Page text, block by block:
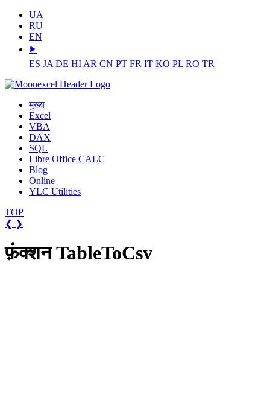
UA
RU
EN
⯈
ES JA DE HI AR CN PT FR IT KO PL RO TR
मुख्य
Excel
VBA
DAX
SQL
Libre Office CALC
Blog
Online
YLC Utilities
TOP
❮ ❯
फ़ंक्शन TableToCsv